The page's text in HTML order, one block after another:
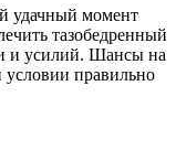
удачный момент
тазобедренный
и усилий. Шансы на
условии правильно